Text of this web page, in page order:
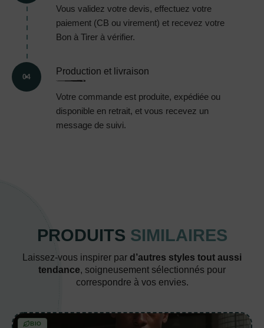
Vous validez votre devis, effectuez votre
paiement (CB ou virement) et recevez votre
Bon à Tirer à vérifier.
04
Production et livraison
Votre commande est produite, expédiée ou
disponible en retrait, et vous recevez un
message de suivi.
PRODUITS SIMILAIRES
Laissez-vous inspirer par d’autres styles tout aussi
tendance, soigneusement sélectionnés pour
correspondre à vos envies.
BIO